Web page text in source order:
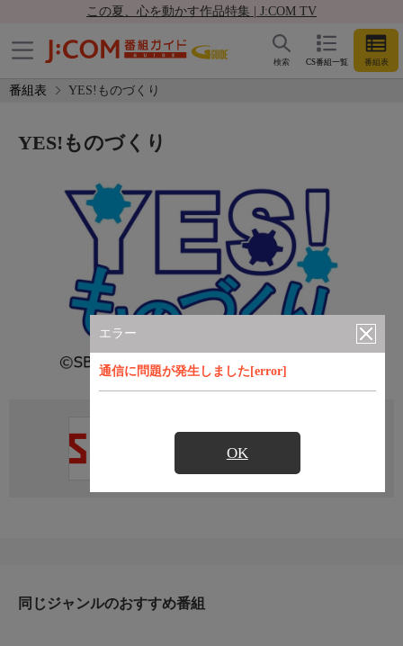
この夏、心を動かす作品特集 | J:COM TV
CS番組一覧 番組表
検索
番組表 YES!ものづくり
エラー
通信に問題が発生しました[error]
OK
YES!ものづくり
直近の放送予定はありません
同じジャンルのおすすめ番組